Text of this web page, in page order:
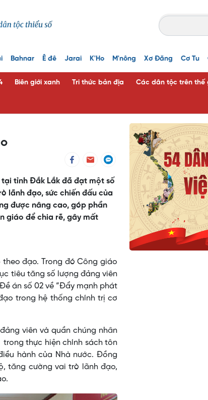
Bahnar Ê đê Jarai K'Ho M'nông Xơ Đăng Cơ Tu
Biên giới xanh Tri thức bản địa Các dân tộc trên thế
tỉnh Đắk Lắk đã đạt một số
lãnh đạo, sức chiến đấu của
được nâng cao, góp phần
giáo để chia rẽ, gây mất
đạo. Trong đó Công giáo
tiêu tăng số lượng đảng viên
án số 02 về “Đẩy mạnh phát
trong hệ thống chính trị cơ
viên và quần chúng nhân
thực hiện chính sách tôn
hành của Nhà nước. Đồng
tăng cường vai trò lãnh đạo,